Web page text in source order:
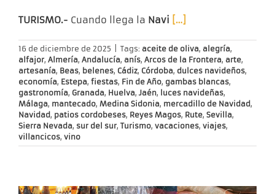
TURISMO.- Cuando llega la Navi […]
16 de diciembre de 2025 Tags: aceite de oliva, alegría,
alfajor, Almería, Andalucía, anís, Arcos de la Frontera, arte,
artesanía, Beas, belenes, Cádiz, Córdoba, dulces navideños,
economía, Estepa, fiestas, Fin de Año, gambas blancas,
gastronomía, Granada, Huelva, Jaén, luces navideñas,
Málaga, mantecado, Medina Sidonia, mercadillo de Navidad,
Navidad, patios cordobeses, Reyes Magos, Rute, Sevilla,
Sierra Nevada, sur del sur, Turismo, vacaciones, viajes,
villancicos, vino